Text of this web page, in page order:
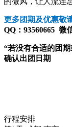
更多团期及优惠敬
QQ：93560665 微
“若没有合适的团期
确认出团日期
行程安排